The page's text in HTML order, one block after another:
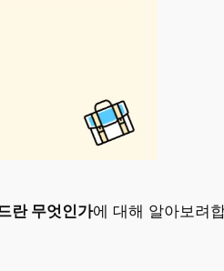
란 무엇인가에 대해 알아보려